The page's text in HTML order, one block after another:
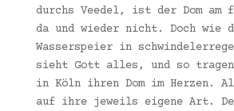
durchs Veedel, ist der Dom
da und wieder nicht. Doch wie
Wasserspeier in
sieht Gott alles, und so tragen
in Köln ihren Dom im Herzen.
auf ihre jeweils eigene Art.